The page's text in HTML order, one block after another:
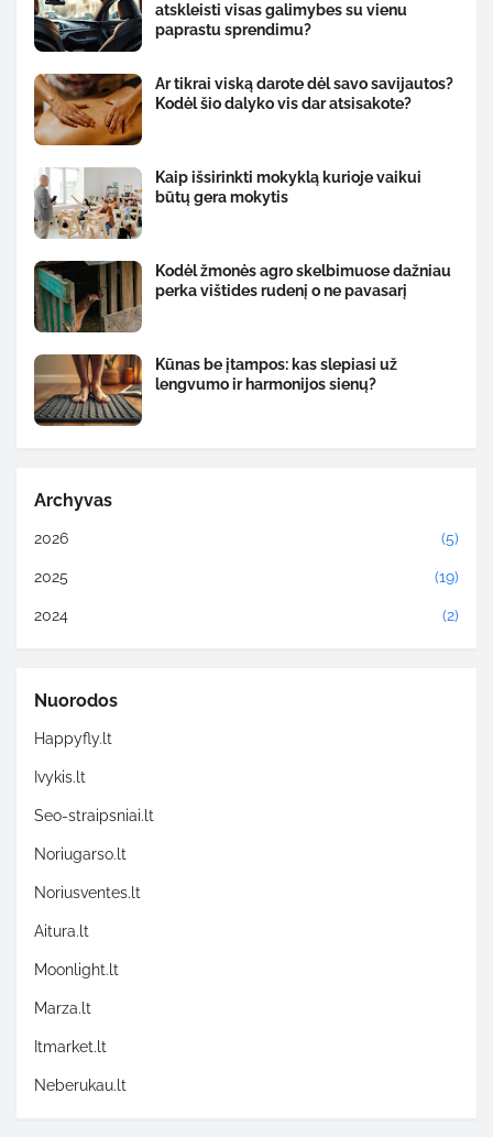
atskleisti visas galimybes su vienu
paprastu sprendimu?
Ar tikrai viską darote dėl savo savijautos?
Kodėl šio dalyko vis dar atsisakote?
Kaip išsirinkti mokyklą kurioje vaikui
būtų gera mokytis
Kodėl žmonės agro skelbimuose dažniau
perka vištides rudenį o ne pavasarį
Kūnas be įtampos: kas slepiasi už
lengvumo ir harmonijos sienų?
Archyvas
2026 (5)
2025 (19)
2024 (2)
Nuorodos
Happyfly.lt
Ivykis.lt
Seo-straipsniai.lt
Noriugarso.lt
Noriusventes.lt
Aitura.lt
Moonlight.lt
Marza.lt
Itmarket.lt
Neberukau.lt